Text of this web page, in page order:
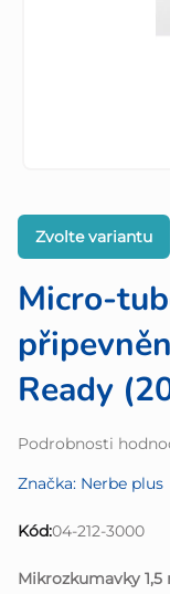
Micro-
Ready
Průměrné
produktu
0,0
Podrobnosti
Značka: Nerbe plus
Kód:04-212-3000
Zvolte variantu
Mikrozkumavky 1,5